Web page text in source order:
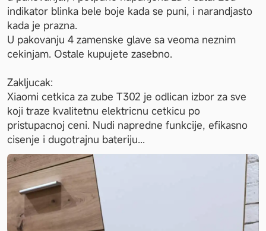
indikator blinka bele boje kada se puni, i narandjasto
kada je prazna.
U pakovanju 4 zamenske glave sa veoma neznim
cekinjam. Ostale kupujete zasebno.
Zakljucak:
Xiaomi cetkica za zube T302 je odlican izbor za sve
koji traze kvalitetnu elektricnu cetkicu po
pristupacnoj ceni. Nudi napredne funkcije, efikasno